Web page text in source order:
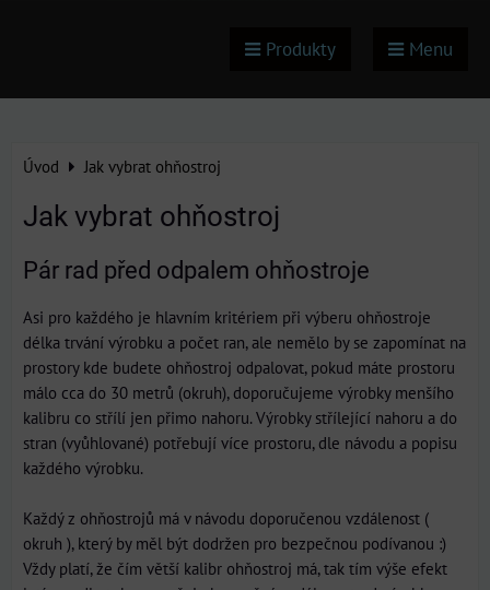
Produkty Menu
Úvod Jak vybrat ohňostroj
Jak vybrat ohňostroj
Pár rad před odpalem ohňostroje
Asi pro každého je hlavním kritériem při výberu ohňostroje
délka trvání výrobku a počet ran, ale nemělo by se zapomínat na
prostory kde budete ohňostroj odpalovat, pokud máte prostoru
málo cca do 30 metrů (okruh), doporučujeme výrobky menšího
kalibru co střílí jen přimo nahoru. Výrobky střílející nahoru a do
stran (vyůhlované) potřebují více prostoru, dle návodu a popisu
každého výrobku.
Každý z ohňostrojů má v návodu doporučenou vzdálenost (
okruh ), který by měl být dodržen pro bezpečnou podívanou :)
Vždy platí, že čím větší kalibr ohňostroj má, tak tím výše efekt